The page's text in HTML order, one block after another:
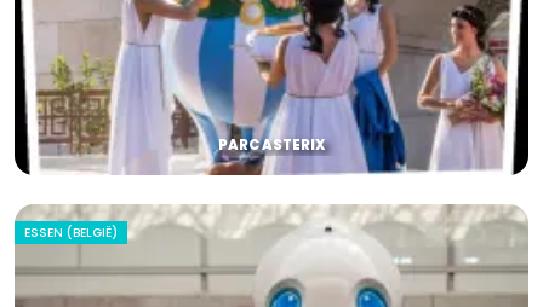
PARC ASTERIX
ESSEN (BELGIË)